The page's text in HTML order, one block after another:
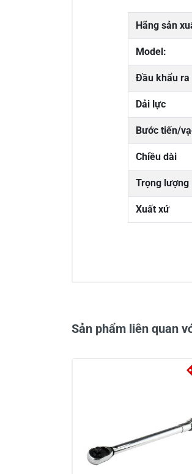
Hãng sản
Model:
Đầu khẩu ra
Dải lực
Bước tiến/
Chiều dài
Trọng lượng
Xuất xứ
Đánh giá sao
Sản phẩm liên quan